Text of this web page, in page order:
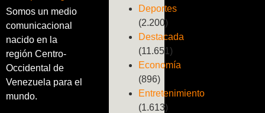
Somos un medio
comunicacional
nacido en la
región Centro-
Occidental de
Venezuela para el
mundo.
Deportes
(2.200)
Destacada
(11.651)
Economía
(896)
Entretenimiento
(1.613)